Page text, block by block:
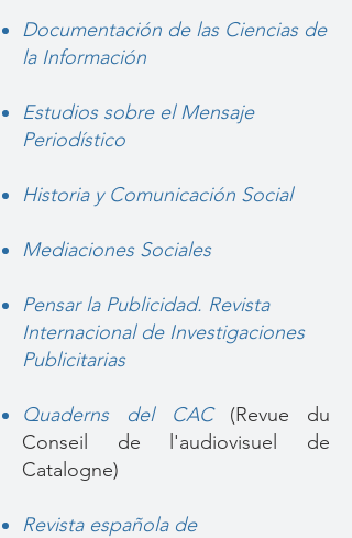
Documentación de las Ciencias de
la Información
Estudios sobre el Mensaje
Periodístico
Historia y Comunicación Social
Mediaciones Sociales
Pensar la Publicidad. Revista
Internacional de Investigaciones
Publicitarias
Quaderns del CAC
(Revue du
Conseil de l'audiovisuel de
Catalogne)
Revista española de